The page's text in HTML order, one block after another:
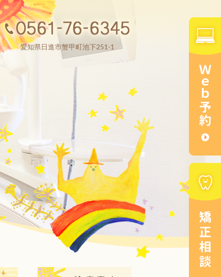
愛知県日進市蟹甲町池下251-1